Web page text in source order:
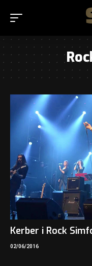
Kerber i Rock
02/06/2016